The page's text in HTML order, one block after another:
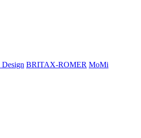
BRITAX-ROMER MoMi